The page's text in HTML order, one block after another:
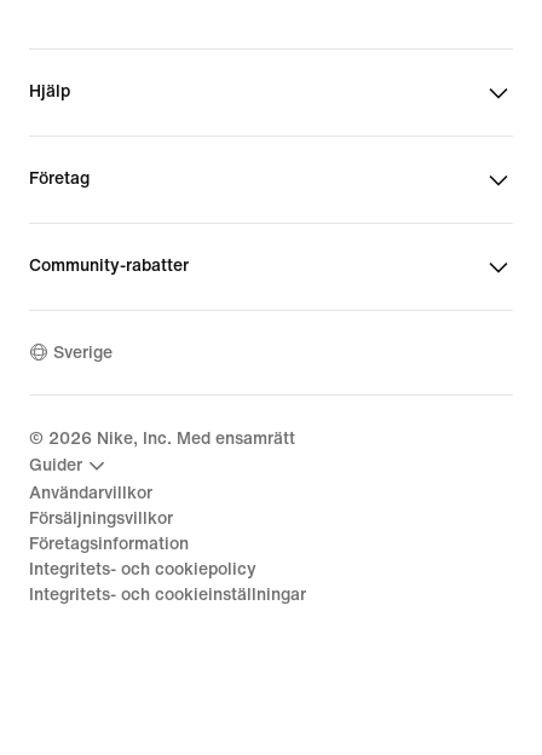
Hjälp
Företag
Community-rabatter
Sverige
© 2026 Nike, Inc. Med ensamrätt
Guider
Användarvillkor
Försäljningsvillkor
Företagsinformation
Integritets- och cookiepolicy
Integritets- och cookieinställningar